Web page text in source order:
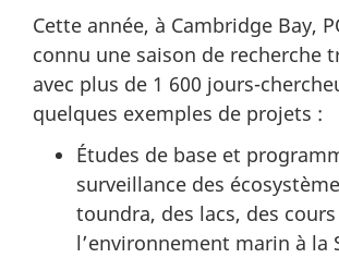
Cette année, à Cambridge Bay,
connu une saison de recherche
avec plus de 1 600 jours-
quelques exemples de projets :
Études de base et
surveillance des
toundra, des lacs, des
l’environnement marin à la